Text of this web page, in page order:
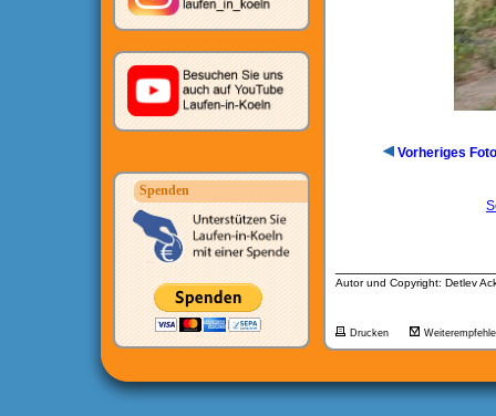
Spenden
Vorheriges Foto
Autor und Copyright: Detlev
Drucken